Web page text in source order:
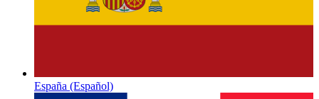
España (Español)